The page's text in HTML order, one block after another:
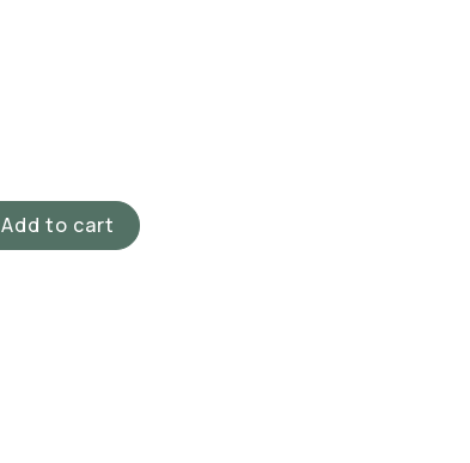
Add to cart